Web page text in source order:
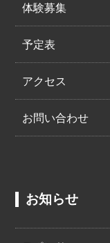
体験募集
予定表
アクセス
お問い合わせ
お知らせ